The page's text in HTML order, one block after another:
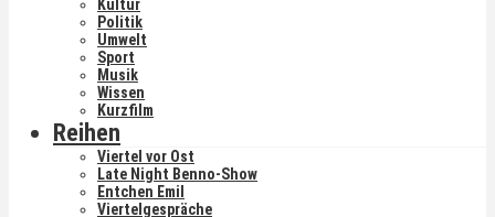
Kultur
Politik
Umwelt
Sport
Musik
Wissen
Kurzfilm
Reihen
Viertel vor Ost
Late Night Benno-Show
Entchen Emil
Viertelgespräche